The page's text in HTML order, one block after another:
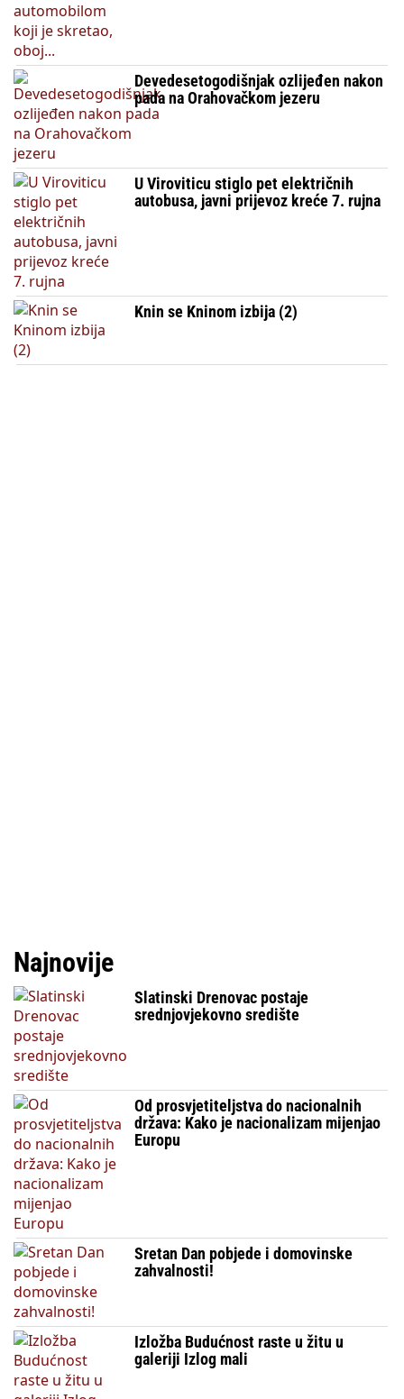
Devedesetogodišnjak ozlijeđen nakon
pada na Orahovačkom jezeru
U Viroviticu stiglo pet električnih
autobusa, javni prijevoz kreće 7. rujna
Knin se Kninom izbija (2)
Najnovije
Slatinski Drenovac postaje
srednjovjekovno središte
Od prosvjetiteljstva do nacionalnih
država: Kako je nacionalizam mijenjao
Europu
Sretan Dan pobjede i domovinske
zahvalnosti!
Izložba Budućnost raste u žitu u
galeriji Izlog mali